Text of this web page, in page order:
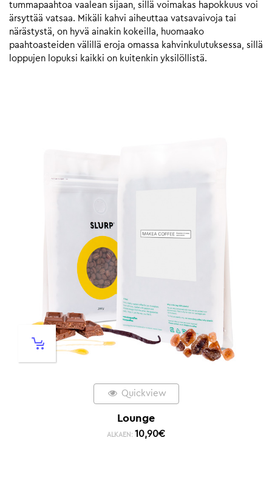
tummapaahtoa vaalean sijaan, sillä voimakas hapokkuus voi
ärsyttää vatsaa. Mikäli kahvi aiheuttaa vatsavaivoja tai
närästystä, on hyvä ainakin kokeilla, huomaako
paahtoasteiden välillä eroja omassa kahvinkulutuksessa, sillä
loppujen lopuksi kaikki on kuitenkin yksilöllistä.
Quickview
Lounge
ALKAEN: 10,90€